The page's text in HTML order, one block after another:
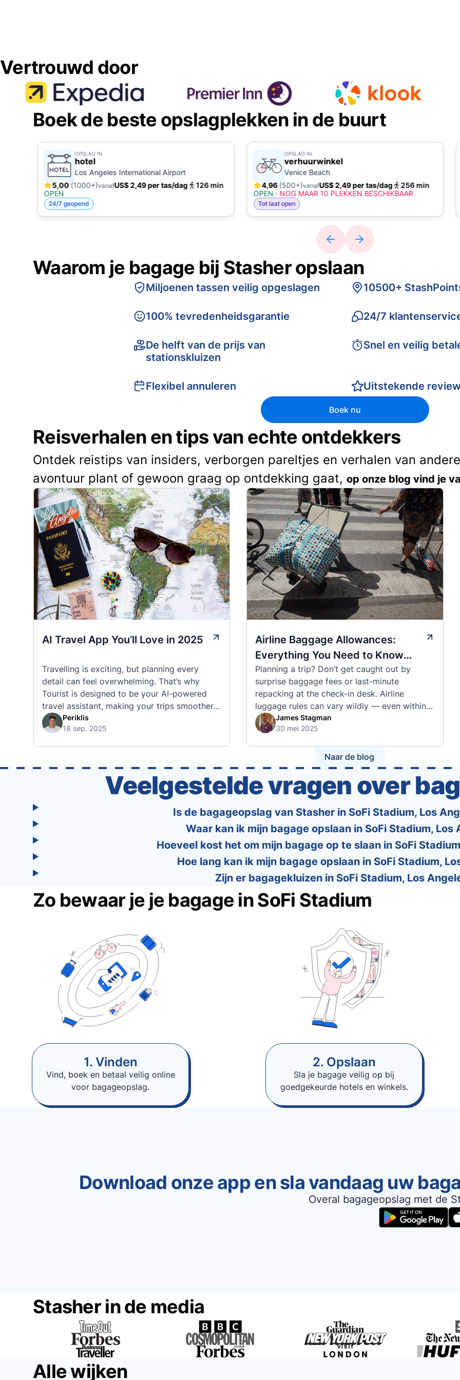
Vertrouwd door
Boek de beste opslagplekken in de buurt
OPSLAG IN
hotel
Los Angeles International Airport
5,00 (1000+)vanafUS$ 2,49 per tas/dag
126 min
OPEN
24/7 geopend
OPSLAG IN
verhuurwinkel
Venice Beach
4,96(500+)vanafUS$ 2,49 per tas/dag
256 min
OPEN · NOG MAAR 10 PLEKKEN BESCHIKBAAR
Tot laat open
Waarom je bagage bij Stasher opslaan
Miljoenen tassen veilig opgeslagen
100% tevredenheidsgarantie
De helft van de prijs van
stationskluizen
Flexibel annuleren
10500+
24/7
Snel en veilig
Uitstekende
Boek nu
Reisverhalen en tips van echte ontdekkers
Ontdek reistips van insiders, verborgen pareltjes en verhalen van
avontuur plant of gewoon graag op ontdekking gaat, op onze blog vind je
AI Travel App You’ll Love in 2025
Travelling is exciting, but planning every
detail can feel overwhelming. That’s why
Tourist is designed to be your AI-powered
travel assistant, making your trips smoother,
smarter, and stress-free. 🧭 What Makes the
Tourist App Unique? Unlike standard travel
trip planning becomes as exciting …
Periklis
18 sep. 2025
Airline Baggage Allowances:
Everything You Need to Know
Before You Fly
Planning a trip? Don’t get caught out by
surprise baggage fees or last-minute
repacking at the check-in desk. Airline
luggage rules can vary wildly — even within
the same country or alliance. That’s why
we’ve created a detailed set of guides to help
policies of over 30 international …
James Stagman
30 mei 2025
Naar de blog
Veelgestelde vragen over
Is de bagageopslag van Stasher in SoFi Stadium, Los
Waar kan ik mijn bagage opslaan in SoFi Stadium, Los
Hoeveel kost het om mijn bagage op te slaan in SoFi
Hoe lang kan ik mijn bagage opslaan in SoFi Stadium,
Zijn er bagagekluizen in SoFi Stadium, Los
Zo bewaar je je bagage in SoFi Stadium
1. Vinden
Vind, boek en betaal veilig online
voor bagageopslag.
2. Opslaan
Sla je bagage veilig op bij
goedgekeurde hotels en winkels.
Download onze app en sla vandaag uw
Overal bagageopslag met de
Stasher in de media
Alle wijken